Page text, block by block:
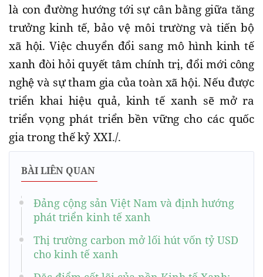
là con đường hướng tới sự cân bằng giữa tăng
trưởng kinh tế, bảo vệ môi trường và tiến bộ
xã hội. Việc chuyển đổi sang mô hình kinh tế
xanh đòi hỏi quyết tâm chính trị, đổi mới công
nghệ và sự tham gia của toàn xã hội. Nếu được
triển khai hiệu quả, kinh tế xanh sẽ mở ra
triển vọng phát triển bền vững cho các quốc
gia trong thế kỷ XXI./.
BÀI LIÊN QUAN
Đảng cộng sản Việt Nam và định hướng
phát triển kinh tế xanh
Thị trường carbon mở lối hút vốn tỷ USD
cho kinh tế xanh